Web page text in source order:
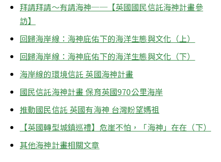
拜請拜請～有請海神──【英國國民信託海神計畫參
訪】
回歸海岸線：海神庇佑下的海洋生態與文化（上）
回歸海岸線：海神庇佑下的海洋生態與文化（下）
海岸線的環境信託 英國海神計畫
國民信託海神計畫 保育英國970公里海岸
推動國民信託 英國有海神 台灣盼望媽祖
【英國轉型城鎮巡禮】危崖不怕，「海神」在在（下）
其他海神計畫相關文章